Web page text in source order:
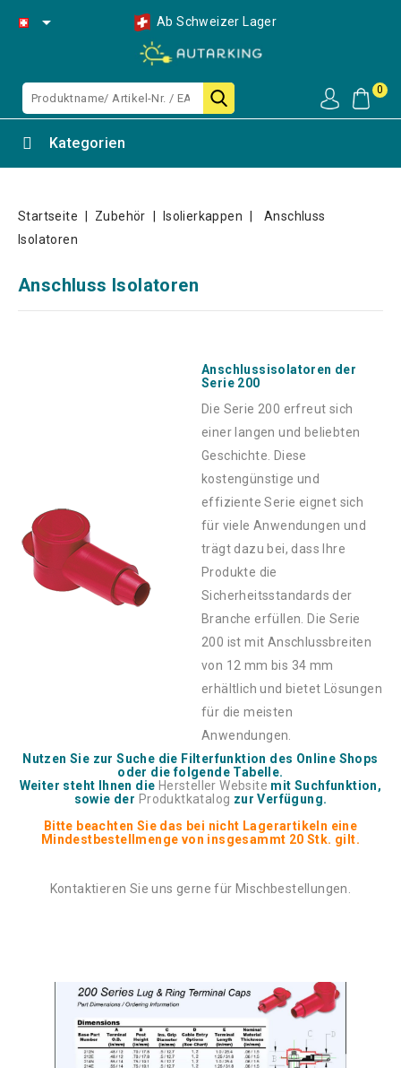
Ab Schweizer Lager
0

Kategorien
Startseite Zubehör Isolierkappen
Anschluss
Isolatoren
Anschluss Isolatoren
Anschlussisolatoren der
Serie 200
Die Serie 200 erfreut sich
einer langen und beliebten
Geschichte. Diese
kostengünstige und
effiziente Serie eignet sich
für viele Anwendungen und
trägt dazu bei, dass Ihre
Produkte die
Sicherheitsstandards der
Branche erfüllen. Die Serie
200 ist mit Anschlussbreiten
von 12 mm bis 34 mm
erhältlich und bietet Lösungen
für die meisten
Anwendungen.
Nutzen Sie zur Suche die Filterfunktion des Online Shops
oder die folgende Tabelle.
Weiter steht Ihnen die Hersteller Website mit Suchfunktion,
sowie der Produktkatalog zur Verfügung.
Bitte beachten Sie das bei nicht Lagerartikeln eine
Mindestbestellmenge von insgesammt 20 Stk. gilt.
Kontaktieren Sie uns gerne für Mischbestellungen.